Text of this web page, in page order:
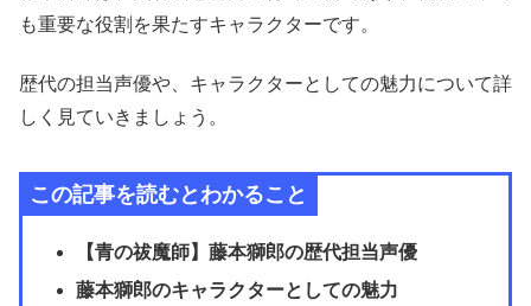
も重要な役割を果たすキャラクターです。
歴代の担当声優や、キャラクターとしての魅力について詳
しく見ていきましょう。
この記事を読むとわかること
【青の祓魔師】藤本獅郎の歴代担当声優
藤本獅郎のキャラクターとしての魅力